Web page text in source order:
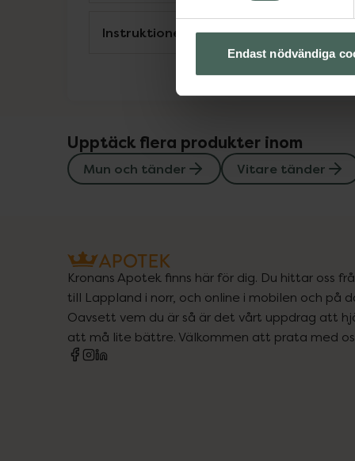
Endast nödvändiga
Instruktioner
Upptäck flera produkter inom
Mun och tänder Vitare tänder
Kronans Apotek finns här för dig. Du hittar oss
till Lappland i norr, och online i mobilen och på
Oavsett vem du är så är det vårt uppdrag att
att må lite bättre. Välkommen att prata med